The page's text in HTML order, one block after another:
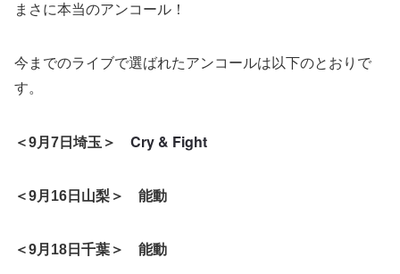
まさに本当のアンコール！
今までのライブで選ばれたアンコールは以下のとおりで
す。
＜9月7日埼玉＞ Cry & Fight
＜9月16日山梨＞ 能動
＜9月18日千葉＞ 能動